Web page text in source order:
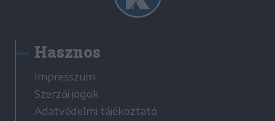
Hasznos
Impresszum
Szerzői jogok
Adatvédelmi tájékoztató